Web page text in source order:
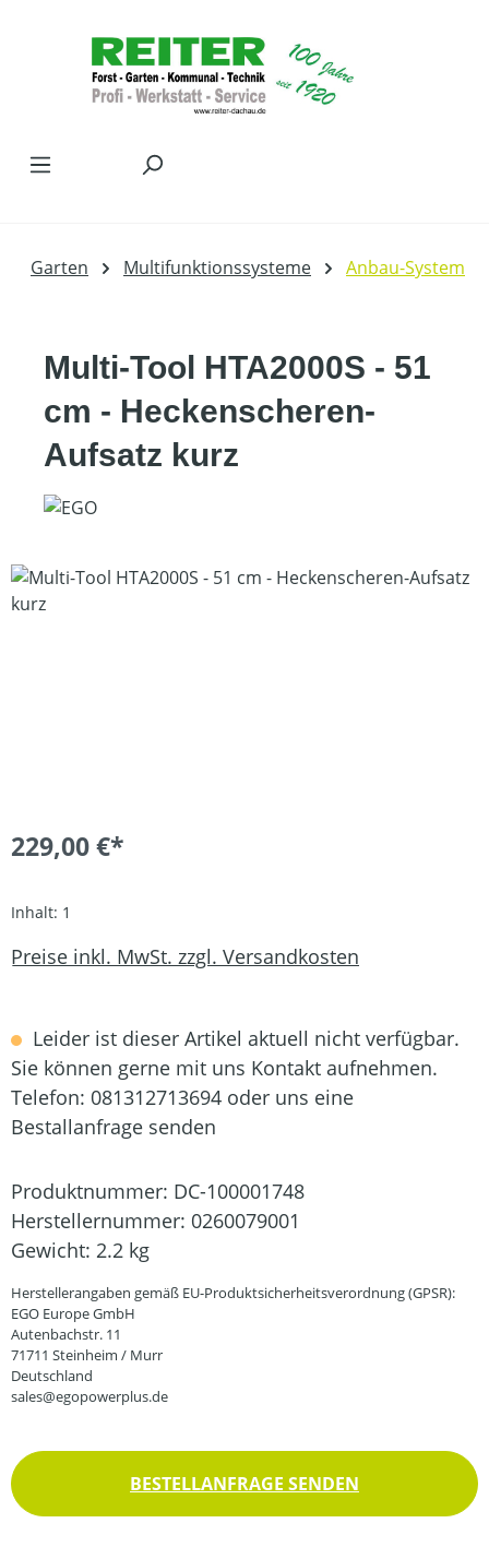
Garten Multifunktionssysteme Anbau-System
Multi-Tool HTA2000S - 51
cm - Heckenscheren-
Aufsatz kurz
Bildergalerie überspringen
229,00 €*
Inhalt: 1
Preise inkl. MwSt. zzgl. Versandkosten
Leider ist dieser Artikel aktuell nicht verfügbar.
Sie können gerne mit uns Kontakt aufnehmen.
Telefon: 081312713694 oder uns eine
Bestallanfrage senden
Produktnummer: DC-100001748
Herstellernummer: 0260079001
Gewicht: 2.2 kg
Herstellerangaben gemäß EU-Produktsicherheitsverordnung (GPSR):
EGO Europe GmbH
Autenbachstr. 11
71711 Steinheim / Murr
Deutschland
sales@egopowerplus.de
BESTELLANFRAGE SENDEN